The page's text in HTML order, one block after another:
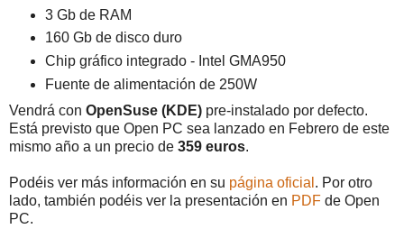
3 Gb de RAM
160 Gb de disco duro
Chip gráfico integrado - Intel GMA950
Fuente de alimentación de 250W
Vendrá con OpenSuse (KDE) pre-instalado por defecto.
Está previsto que Open PC sea lanzado en Febrero de este
mismo año a un precio de 359 euros.
Podéis ver más información en su página oficial . Por otro
lado, también podéis ver la presentación en PDF de Open
PC.